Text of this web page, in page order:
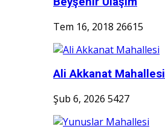
Tem 16, 2018 26615
Ali Akkanat Mahallesi
Şub 6, 2026 5427